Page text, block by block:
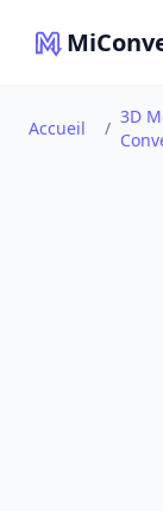
Accueil /
3D